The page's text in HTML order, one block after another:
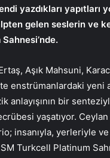
yazdıkları
gelen seslerin ve
Aşık Mahsuni,
enstrümanlardaki
anlayışının bir
yaşatıyor.
insanıyla, yerleriyle
Turkcell Platinum